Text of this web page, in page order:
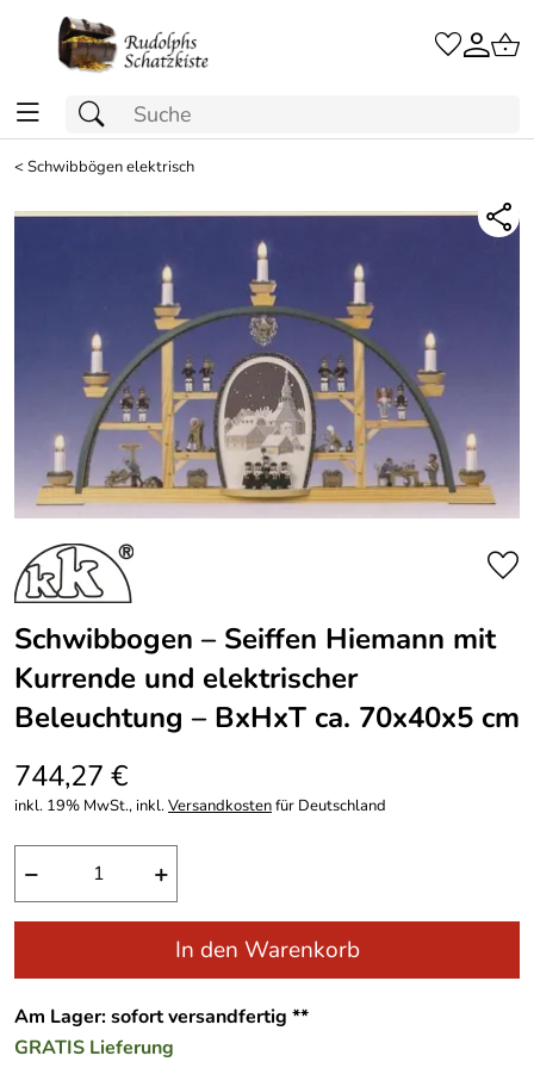
<Schwibbögen elektrisch
Schwibbogen – Seiffen Hiemann mit
Kurrende und elektrischer
Beleuchtung – BxHxT ca. 70x40x5 cm
744,27 €
inkl. 19% MwSt., inkl.Versandkostenfür Deutschland
− +
In den Warenkorb
Am Lager: sofort versandfertig **
GRATIS Lieferung